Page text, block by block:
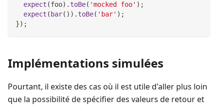
expect (foo) . toBe( 'mocked foo' ) ;
expect ( bar( ) ) . toBe( 'bar' ) ;
}) ;
Implémentations simulées
Pourtant, il existe des cas où il est utile d'aller plus loin
que la possibilité de spécifier des valeurs de retour et